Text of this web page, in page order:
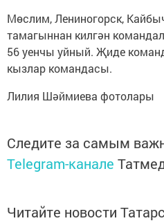
Мөслим, Лениногорск,
тамагыннан килгән
56 уенчы уйный. Җиде
кызлар командасы.
Лилия Шәймиева фотолары
Следите за самым
Telegram-канале
Читайте новости